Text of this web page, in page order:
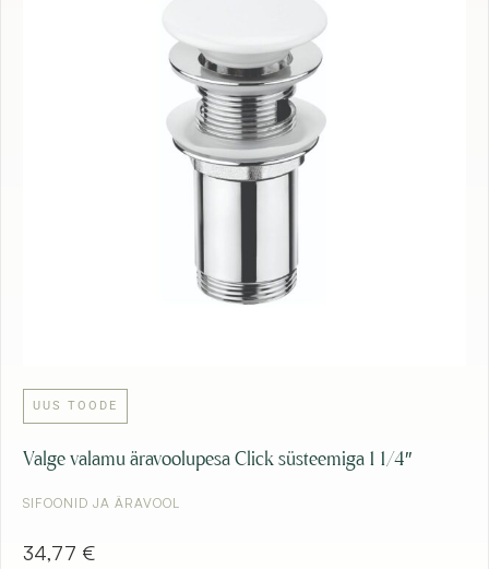
UUS TOODE
Valge valamu äravoolupesa Click süsteemiga 1 1/4″
SIFOONID JA ÄRAVOOL
34,77 €